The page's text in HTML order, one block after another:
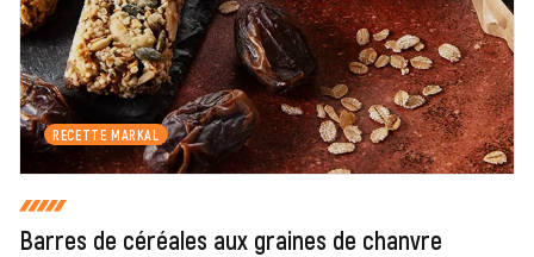
Fermer Envoyer
RECETTE MARKAL
Barres de céréales aux graines de chanvre